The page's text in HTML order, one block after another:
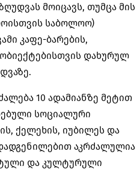
მოიცავს, თუმცა მის
საბოლოო)
კაფე-ბარების,
დახურულ
10 ადამიანზე მეტით
სოციალური
ქელეხის, იუბილეს და
დადგენილებით აკრძალულია
და კულტურული